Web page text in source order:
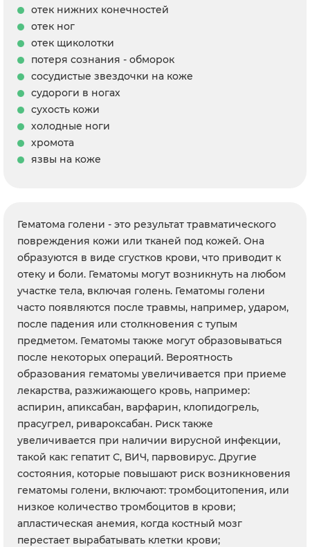
отек нижних конечностей
отек ног
отек щиколотки
потеря сознания - обморок
сосудистые звездочки на коже
судороги в ногах
сухость кожи
холодные ноги
хромота
язвы на коже
Гематома голени - это результат травматического
повреждения кожи или тканей под кожей. Она
образуются в виде сгустков крови, что приводит к
отеку и боли. Гематомы могут возникнуть на любом
участке тела, включая голень. Гематомы голени
часто появляются после травмы, например, ударом,
после падения или столкновения с тупым
предметом. Гематомы также могут образовываться
после некоторых операций. Вероятность
образования гематомы увеличивается при приеме
лекарства, разжижающего кровь, например:
аспирин, апиксабан, варфарин, клопидогрель,
прасугрел, ривароксабан. Риск также
увеличивается при наличии вирусной инфекции,
такой как: гепатит С, ВИЧ, парвовирус. Другие
состояния, которые повышают риск возникновения
гематомы голени, включают: тромбоцитопения, или
низкое количество тромбоцитов в крови;
апластическая анемия, когда костный мозг
перестает вырабатывать клетки крови;